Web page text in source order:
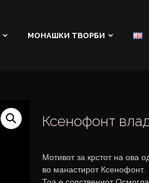
МОНАШКИ ТВОРБИ
Ксенофонт
Мотивот за крстот на ова
во манастирот Ксенофонт.